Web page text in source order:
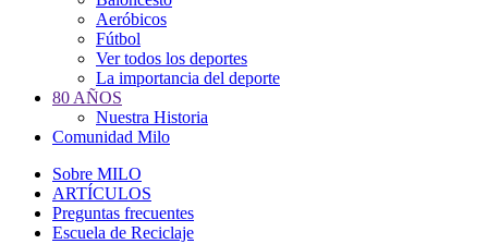
Aeróbicos
Fútbol
Ver todos los deportes
La importancia del deporte
80 AÑOS
Nuestra Historia
Comunidad Milo
Sobre MILO
ARTÍCULOS
Preguntas frecuentes
Escuela de Reciclaje